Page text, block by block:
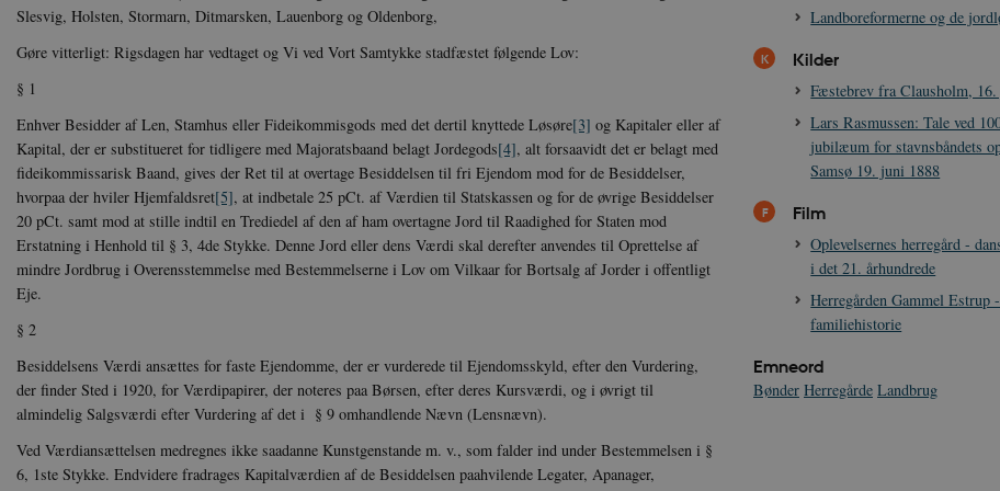
Slesvig, Holsten, Stormarn, Ditmarsken, Lauenborg og Oldenborg,
Gøre vitterligt: Rigsdagen har vedtaget og Vi ved Vort Samtykke stadfæstet følgende Lov:
§ 1
Enhver Besidder af Len, Stamhus eller Fideikommisgods med det dertil knyttede Løsøre[3] og Kapitaler eller af
Kapital, der er substitueret for tidligere med Majoratsbaand belagt Jordegods[4], alt forsaavidt det er belagt med
fideikommissarisk Baand, gives der Ret til at overtage Besiddelsen til fri Ejendom mod for de Besiddelser,
hvorpaa der hviler Hjemfaldsret[5], at indbetale 25 pCt. af Værdien til Statskassen og for de øvrige Besiddelser
20 pCt. samt mod at stille indtil en Trediedel af den af ham overtagne Jord til Raadighed for Staten mod
Erstatning i Henhold til § 3, 4de Stykke. Denne Jord eller dens Værdi skal derefter anvendes til Oprettelse af
mindre Jordbrug i Overensstemmelse med Bestemmelserne i Lov om Vilkaar for Bortsalg af Jorder i offentligt
Eje.
§ 2
Besiddelsens Værdi ansættes for faste Ejendomme, der er vurderede til Ejendomsskyld, efter den Vurdering,
der finder Sted i 1920, for Værdipapirer, der noteres paa Børsen, efter deres Kursværdi, og i øvrigt til
almindelig Salgsværdi efter Vurdering af det i § 9 omhandlende Nævn (Lensnævn).
Ved Værdiansættelsen medregnes ikke saadanne Kunstgenstande m. v., som falder ind under Bestemmelsen i §
6, 1ste Stykke. Endvidere fradrages Kapitalværdien af de Besiddelsen paahvilende Legater, Apanager,
Landboreformerne og de
Kilder
Fæstebrev fra Clausholm,
Lars Rasmussen: Tale ved
jubilæum for stavnsbåndets
Samsø 19. juni 1888
Film
Oplevelsernes herregård -
i det 21. århundrede
Herregården Gammel Estrup
familiehistorie
Emneord
Bønder Herregårde Landbrug